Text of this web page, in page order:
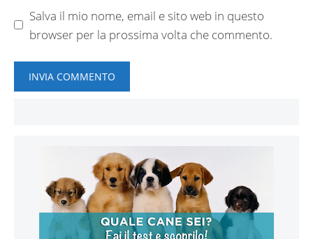
Salva il mio nome, email e sito web in questo
browser per la prossima volta che commento.